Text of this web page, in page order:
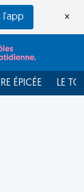
l'app ×
ÉPICÉE LE